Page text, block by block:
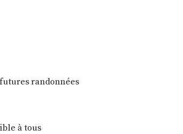
randonnées
à tous